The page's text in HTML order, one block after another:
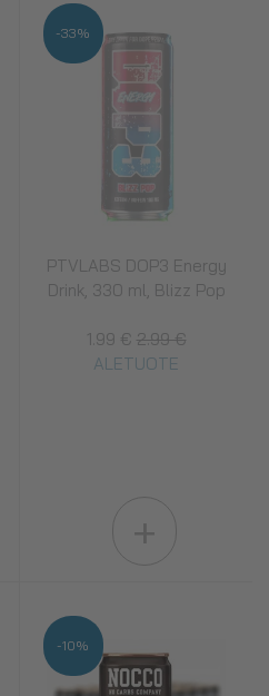
PTVLABS DOP3 Energy
Drink, 330 ml, Blizz Pop
1.99 € 2.99 €
ALETUOTE
-33%
-10%